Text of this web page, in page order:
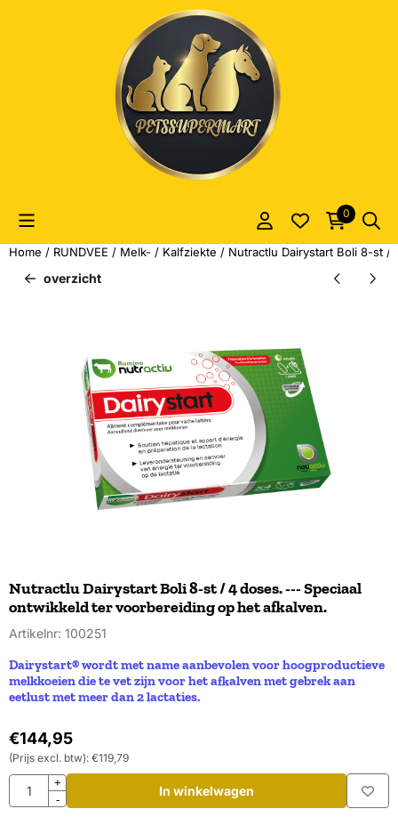
Cookievoorkeuren zijn momenteel gesloten.
0
Home / RUNDVEE / Melk- / Kalfziekte / Nutractlu Dairystart Boli 8-st
overzicht
Nutractlu Dairystart Boli 8-st / 4 doses. --- Speciaal
ontwikkeld ter voorbereiding op het afkalven.
Artikelnr: 100251
Dairystart® wordt met name aanbevolen voor hoogproductieve
melkkoeien die te vet zijn voor het afkalven met gebrek aan
eetlust met meer dan 2 lactaties.
€144,95
(Prijs excl. btw): €119,79
Aantal
+
-
In winkelwagen